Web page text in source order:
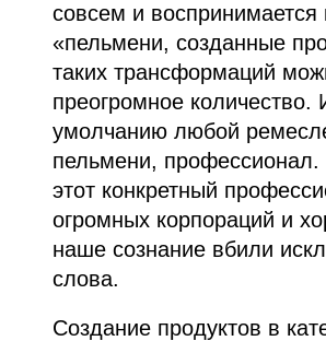
совсем и
«пельмени, созданные
таких трансформаций
преогромное
умолчанию любой
пельмени, профессионал.
этот конкретный
огромных корпораций и
наше сознание вбили
слова.
Создание продуктов в